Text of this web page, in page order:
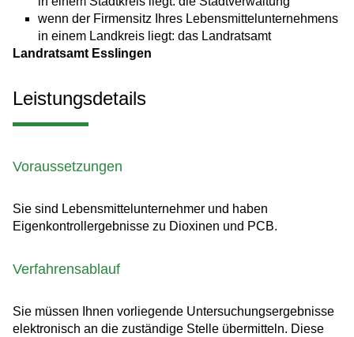
wenn der Firmensitz Ihres Lebensmittelunternehmens
in einem Landkreis liegt: das Landratsamt
Landratsamt Esslingen
Leistungsdetails
Voraussetzungen
Sie sind Lebensmittelunternehmer und haben
Eigenkontrollergebnisse zu Dioxinen und PCB.
Verfahrensablauf
Sie müssen Ihnen vorliegende Untersuchungsergebnisse
elektronisch an die zuständige Stelle übermitteln. Diese